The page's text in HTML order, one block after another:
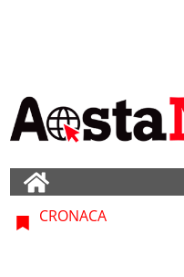
CRONACA